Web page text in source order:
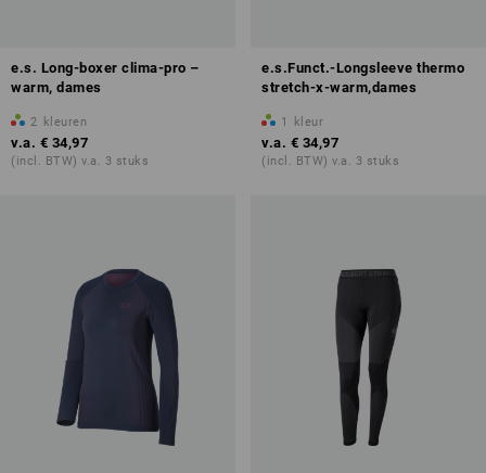
e.s. Long-boxer clima-pro –
warm, dames
2 kleuren
v.a. € 34,97
(incl. BTW) v.a. 3 stuks
e.s.Funct.-Longsleeve thermo
stretch-x-warm,dames
1 kleur
v.a. € 34,97
(incl. BTW) v.a. 3 stuks